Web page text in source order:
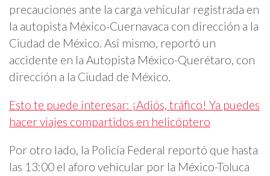
precauciones ante la carga vehicular registrada en
la autopista México-Cuernavaca con dirección a la
Ciudad de México. Así mismo, reportó un
accidente en la Autopista México-Querétaro, con
dirección a la Ciudad de México.
Esto te puede interesar: ¡Adiós, tráfico! Ya puedes
hacer viajes compartidos en helicóptero
Por otro lado, la Policía Federal reportó que hasta
las 13:00 el aforo vehicular por la México-Toluca